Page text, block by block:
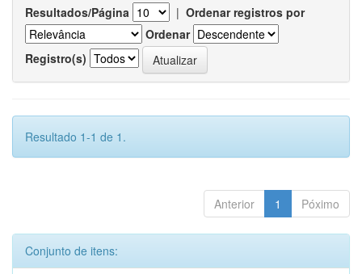
Resultados/Página | Ordenar registros por
Ordenar
Registro(s)
Resultado 1-1 de 1.
Anterior 1 Póximo
Conjunto de itens: